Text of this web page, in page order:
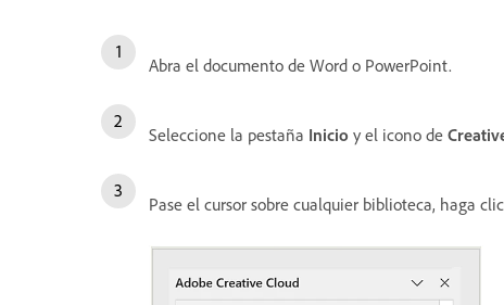
Abra el documento de Word o PowerPoint.
Seleccione la pestaña Inicio y el icono de
Pase el cursor sobre cualquier biblioteca, haga